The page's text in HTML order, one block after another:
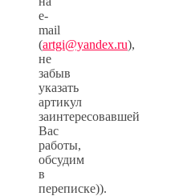
e-
mail
(artgi@yandex.ru),
не
забыв
указать
артикул
заинтересовавшей
Вас
работы,
обсудим
в
переписке)).